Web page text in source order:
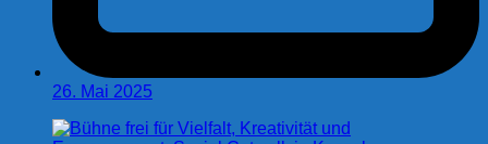
26. Mai 2025